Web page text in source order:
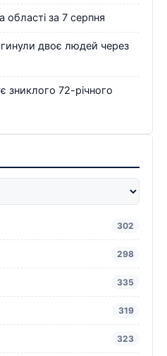
області за 7 серпня
двоє людей через
зниклого 72-річного
302
298
335
319
323